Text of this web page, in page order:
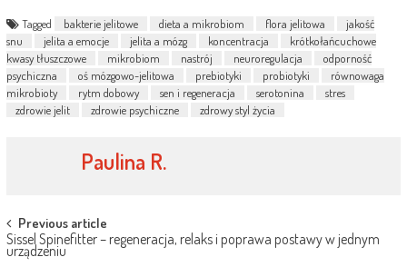
Tagged bakterie jelitowe dieta a mikrobiom flora jelitowa
jakość
snu
jelita a emocje jelita a mózg koncentracja
krótkołańcuchowe
kwasy tłuszczowe
mikrobiom nastrój neuroregulacja
odporność
psychiczna
oś mózgowo-jelitowa prebiotyki probiotyki
równowaga
mikrobioty
rytm dobowy sen i regeneracja serotonina
stres
zdrowie jelit
zdrowie psychiczne zdrowy styl życia
Paulina R.
Post
navigation
Previous article
Sissel Spinefitter – regeneracja, relaks i poprawa postawy w jednym
urządzeniu